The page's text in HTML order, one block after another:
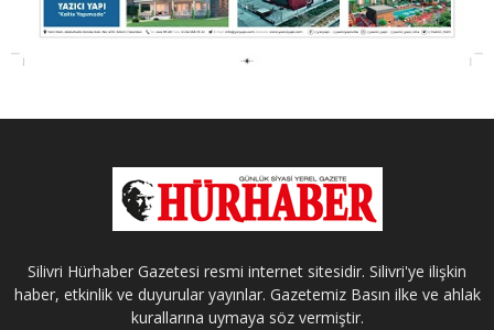
Silivri Hürhaber Gazetesi resmi internet sitesidir. Silivri'ye ilişkin
haber, etkinlik ve duyurular yayınlar. Gazetemiz Basın ilke ve ahlak
kurallarına uymaya söz vermiştir.